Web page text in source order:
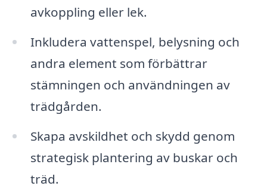
avkoppling eller lek.
Inkludera vattenspel, belysning och
andra element som förbättrar
stämningen och användningen av
trädgården.
Skapa avskildhet och skydd genom
strategisk plantering av buskar och
träd.